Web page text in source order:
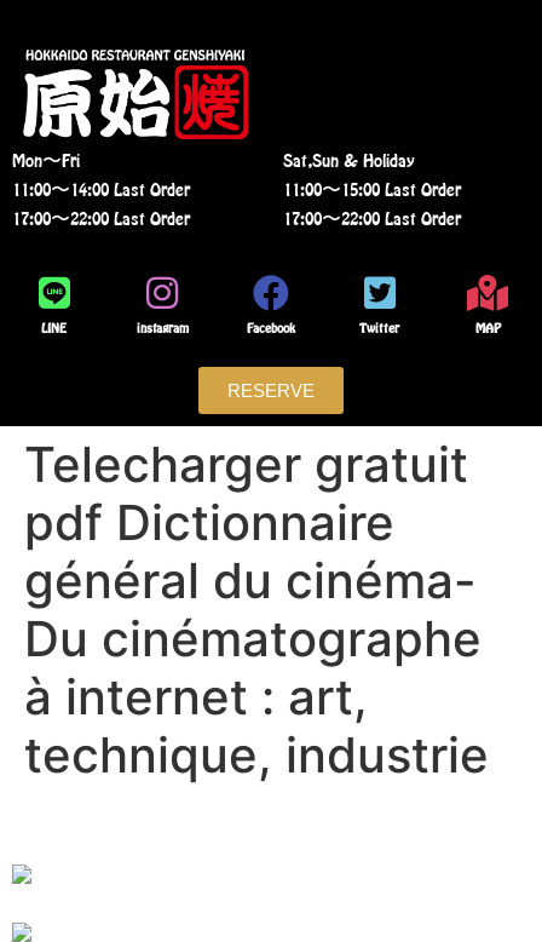
Mon〜Fri
11:00〜14:00 Last Order
17:00〜22:00 Last Order
Sat,Sun & Holiday
11:00〜15:00 Last Order
17:00〜22:00 Last Order
LINE instagram Facebook Twitter MAP
RESERVE
Telecharger gratuit
pdf Dictionnaire
général du cinéma-
Du cinématographe
à internet : art,
technique, industrie